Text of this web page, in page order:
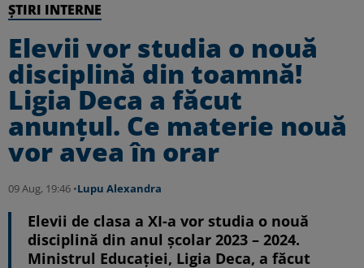
ȘTIRI INTERNE
Elevii vor studia o nouă
disciplină din toamnă!
Ligia Deca a făcut
anunțul. Ce materie nouă
vor avea în orar
09 Aug, 19:46 •Lupu Alexandra
Elevii de clasa a XI-a vor studia o nouă
disciplină din anul școlar 2023 – 2024.
Ministrul Educației, Ligia Deca, a făcut